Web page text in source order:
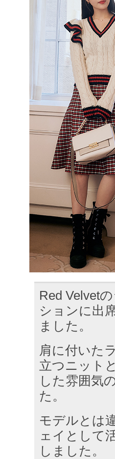
Red Velvet
ションに出
ました。
肩に付いた
立つニット
した雰囲気
た。
モデルとは
ェイとして
しました。